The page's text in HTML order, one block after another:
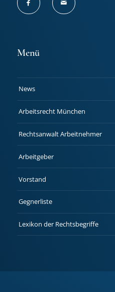
Menü
News
Arbeitsrecht München
Rechtsanwalt Arbeitnehmer
Arbeitgeber
Vorstand
Gegnerliste
Lexikon der Rechtsbegriffe